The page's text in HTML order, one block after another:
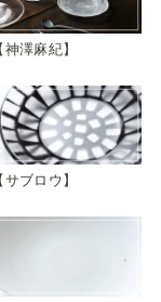
神澤麻紀
サブロウ